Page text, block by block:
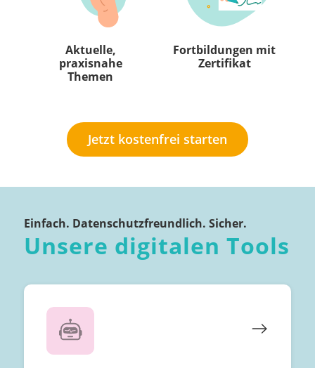
Aktuelle,
praxisnahe
Themen
Fortbildungen mit
Zertifikat
Jetzt kostenfrei starten
Einfach. Datenschutzfreundlich. Sicher.
Unsere digitalen Tools